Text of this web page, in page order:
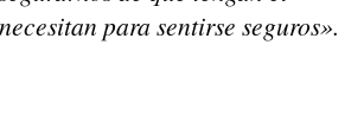
para sentirse seguros».